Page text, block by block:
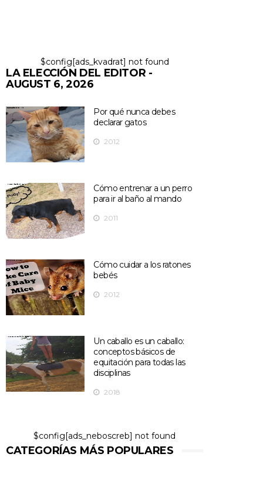
$config[ads_kvadrat] not found
LA ELECCIÓN DEL EDITOR -
AUGUST 6, 2026
Por qué nunca debes
declarar gatos
2012
Cómo entrenar a un perro
para ir al baño al mando
2011
Cómo cuidar a los ratones
bebés
2012
Un caballo es un caballo:
conceptos básicos de
equitación para todas las
disciplinas
2018
$config[ads_neboscreb] not found
CATEGORÍAS MÁS POPULARES